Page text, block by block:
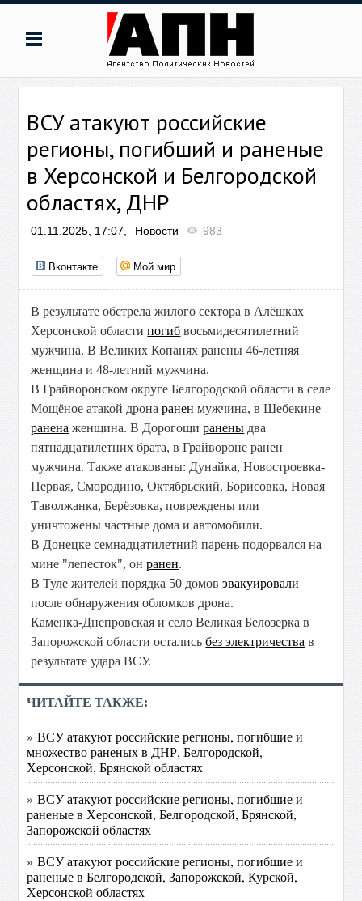
ВСУ атакуют российские
регионы, погибший и раненые
в Херсонской и Белгородской
областях, ДНР
01.11.2025, 17:07, Новости 983
Вконтакте Мой мир
В результате обстрела жилого сектора в Алёшках
Херсонской областипогиб восьмидесятилетний
мужчина. В Великих Копанях ранены 46-летняя
женщина и 48-летний мужчина.
В Грайворонском округе Белгородской области в селе
Мощёное атакой дронаранен мужчина, в Шебекине
ранена женщина. В Дорогощиранены два
пятнадцатилетних брата, в Грайвороне ранен
мужчина. Также атакованы: Дунайка, Новостроевка-
Первая, Смородино, Октябрьский, Борисовка, Новая
Таволжанка, Берёзовка, повреждены или
уничтожены частные дома и автомобили.
В Донецке семнадцатилетний парень подорвался на
мине "лепесток", онранен.
В Туле жителей порядка 50 домовэвакуировали
после обнаружения обломков дрона.
Каменка-Днепровская и село Великая Белозерка в
Запорожской области осталисьбез электричества в
результате удара ВСУ.
ЧИТАЙТЕ ТАКЖЕ:
» ВСУ атакуют российские регионы, погибшие и
множество раненых в ДНР, Белгородской,
Херсонской, Брянской областях
» ВСУ атакуют российские регионы, погибшие и
раненые в Херсонской, Белгородской, Брянской,
Запорожской областях
» ВСУ атакуют российские регионы, погибшие и
раненые в Белгородской, Запорожской, Курской,
Херсонской областях